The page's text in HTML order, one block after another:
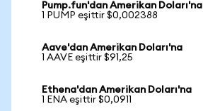
Pump.fun'dan Amerikan Doları'na
1 PUMP eşittir $0,002388
Aave'dan Amerikan Doları'na
1 AAVE eşittir $91,25
Ethena'dan Amerikan Doları'na
1 ENA eşittir $0,0911